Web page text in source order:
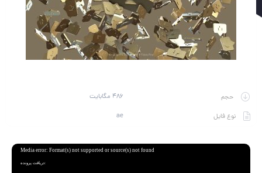
حجم 486 مگابایت
نوع فایل ae
نمایشگر
Media error: Format(s) not supported or source(s) not found
دریافت پرونده: